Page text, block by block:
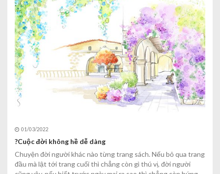
01/03/2022
?Cuộc đời không hề dễ dàng
Chuyện đời người khác nào từng trang sách. Nếu bỏ qua trang
đầu mà lật tới trang cuối thì chẳng còn gì thú vị, đời người